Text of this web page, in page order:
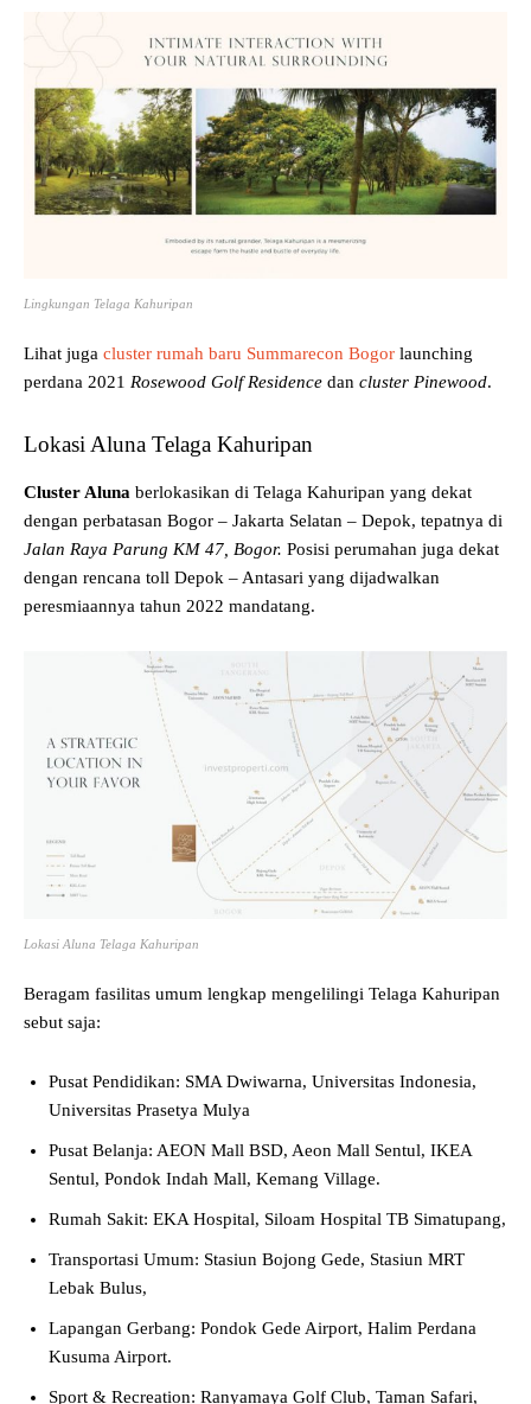
Lingkungan Telaga Kahuripan
Lihat juga cluster rumah baru Summarecon Bogor launching
perdana 2021 Rosewood Golf Residence dan cluster Pinewood.
Lokasi Aluna Telaga Kahuripan
Cluster Aluna berlokasikan di Telaga Kahuripan yang dekat
dengan perbatasan Bogor – Jakarta Selatan – Depok, tepatnya di
Jalan Raya Parung KM 47, Bogor. Posisi perumahan juga dekat
dengan rencana toll Depok – Antasari yang dijadwalkan
peresmiaannya tahun 2022 mandatang.
Lokasi Aluna Telaga Kahuripan
Beragam fasilitas umum lengkap mengelilingi Telaga Kahuripan
sebut saja:
Pusat Pendidikan: SMA Dwiwarna, Universitas Indonesia,
Universitas Prasetya Mulya
Pusat Belanja: AEON Mall BSD, Aeon Mall Sentul, IKEA
Sentul, Pondok Indah Mall, Kemang Village.
Rumah Sakit: EKA Hospital, Siloam Hospital TB Simatupang,
Transportasi Umum: Stasiun Bojong Gede, Stasiun MRT
Lebak Bulus,
Lapangan Gerbang: Pondok Gede Airport, Halim Perdana
Kusuma Airport.
Sport & Recreation: Ranyamaya Golf Club, Taman Safari,